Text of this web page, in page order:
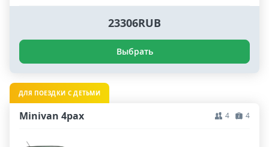
23306RUB
Выбрать
ДЛЯ ПОЕЗДКИ С ДЕТЬМИ
Minivan 4pax 4 4